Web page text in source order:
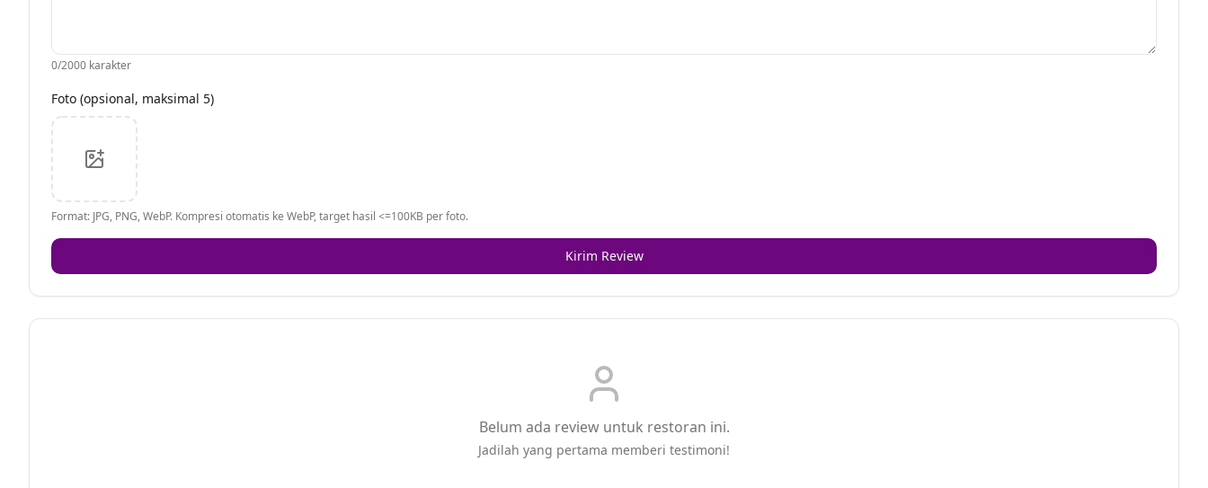
0/2000 karakter
Foto (opsional, maksimal 5)
Format: JPG, PNG, WebP. Kompresi otomatis ke WebP, target hasil <=100KB per foto.
Kirim Review
Belum ada review untuk restoran ini.
Jadilah yang pertama memberi testimoni!